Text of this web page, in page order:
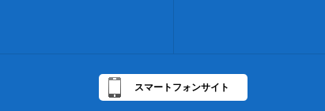
スマートフォンサイト